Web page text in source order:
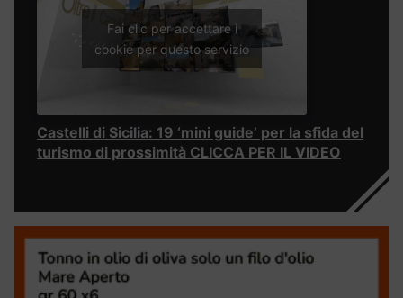
Fai clic per accettare i
cookie per questo servizio
Castelli di Sicilia: 19 ‘mini guide’ per la sfida del
turismo di prossimità CLICCA PER IL VIDEO